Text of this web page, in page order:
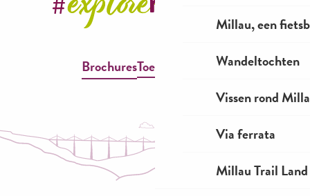
Millau, een
Wandeltochten
Vissen rond
Via ferrata
Millau Trail Land
BrochuresToegankelijkheid